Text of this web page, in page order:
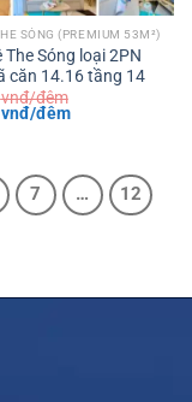
SÓNG (PREMIUM 53M²)
The Sóng loại 2PN
căn 14.16 tầng 14
vnđ/đêm
vnđ/đêmGiá
600.000 vnđ/
đêm.
7 …
12